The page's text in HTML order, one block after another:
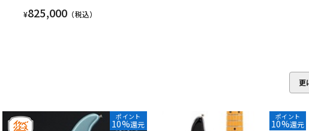
¥825,000 （税込）
更
ポイント
10%還元
ポイント
10%還元